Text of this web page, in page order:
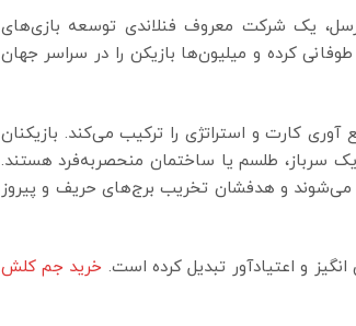
یک شرکت معروف فنلاندی توسعه بازی‌های
کرده و میلیون‌ها بازیکن را در سراسر جهان
کارت و استراتژی را ترکیب می‌کند. بازیکنان
سرباز، طلسم یا ساختمان منحصربه‌فرد هستند.
می‌شوند و هدفشان تخریب برج‌های حریف و پیروز
و اعتیادآور تبدیل کرده است. خرید جم کلش